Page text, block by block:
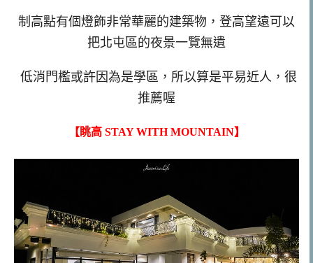
制高點有個燈飾非常華麗的建築物，登高望遠可以
把北屯區的夜景一覽無遺
低消門檻或許因為是學區，所以算是平易近人，很
推薦喔
【眺高 STAY WITH MOUNTAIN】